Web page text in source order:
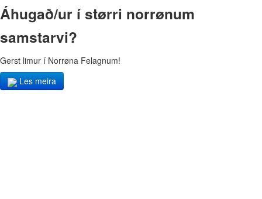
Áhugað/ur í størri norrønum
samstarvi?
Gerst limur í Norrøna Felagnum!
Les meira